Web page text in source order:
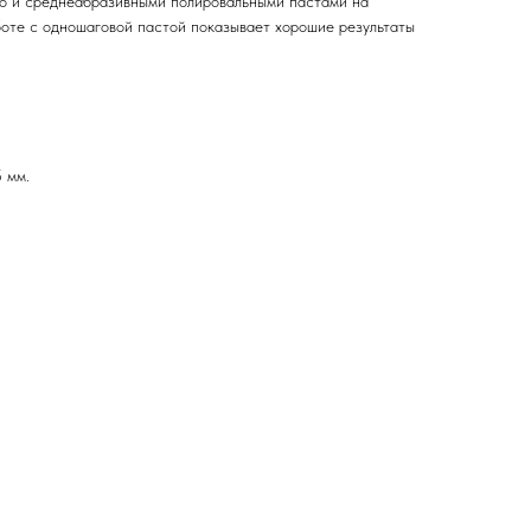
с одношаговой пастой показывает хорошие результаты
мм.